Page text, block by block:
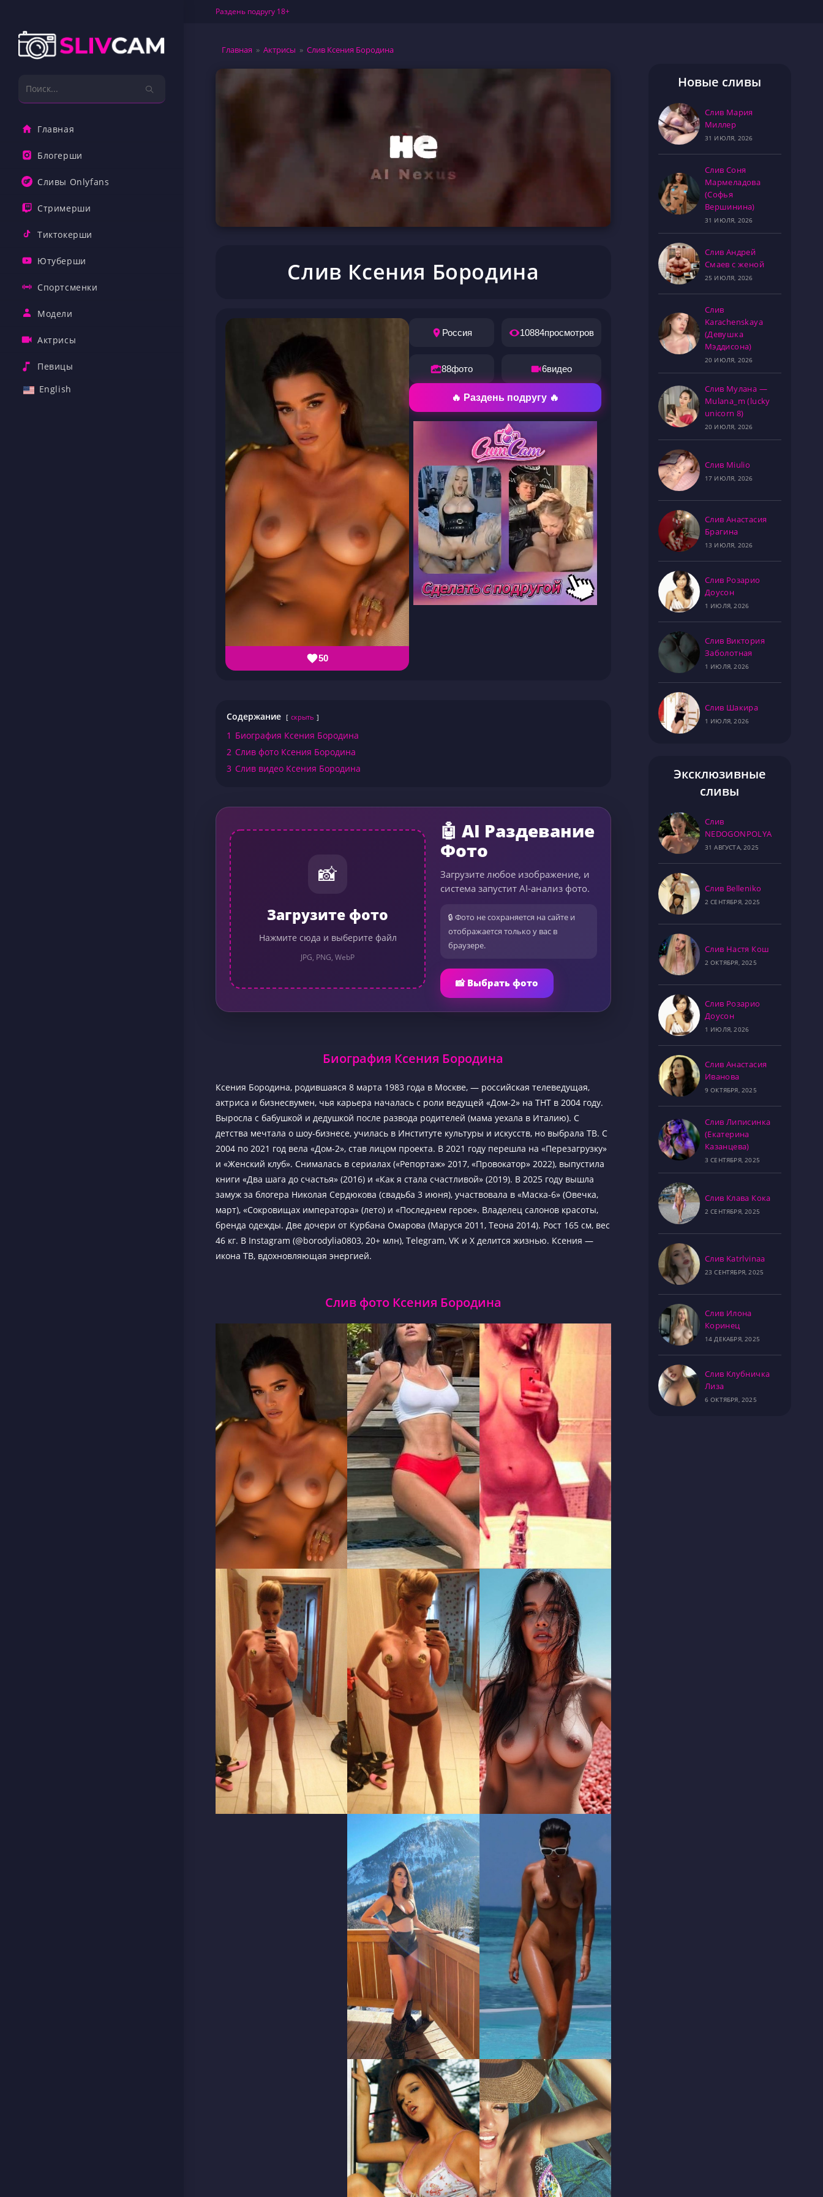
ПерейтиРаздень подругу 18+
Главная
Блогерши
Сливы Onlyfans
Стримерши
Тиктокерши
Ютуберши
Спортсменки
Модели
Актрисы
Певицы
English
сайте
Главная » Актрисы » Слив Ксения Бородина
Слив Ксения Бородина
50
Россия 10884просмотров
88фото 6видео
🔥 Раздень подругу 🔥
Содержание скрыть
1 Биография Ксения Бородина
2 Слив фото Ксения Бородина
3 Слив видео Ксения Бородина
📸
Загрузите фото
Нажмите сюда и выберите файл
JPG, PNG, WebP
🤖 AI Раздевание
Фото
Загрузите любое изображение, и
система запустит AI-анализ фото.
🔒 Фото не сохраняется на сайте и
отображается только у вас в
браузере.
📸 Выбрать фото
Биография Ксения Бородина
Ксения Бородина, родившаяся 8 марта 1983 года в Москве, — российская телеведущая,
актриса и бизнесвумен, чья карьера началась с роли ведущей «Дом-2» на ТНТ в 2004 году.
Выросла с бабушкой и дедушкой после развода родителей (мама уехала в Италию). С
детства мечтала о шоу-бизнесе, училась в Институте культуры и искусств, но выбрала ТВ. С
2004 по 2021 год вела «Дом-2», став лицом проекта. В 2021 году перешла на «Перезагрузку»
и «Женский клуб». Снималась в сериалах («Репортаж» 2017, «Провокатор» 2022), выпустила
книги «Два шага до счастья» (2016) и «Как я стала счастливой» (2019). В 2025 году вышла
замуж за блогера Николая Сердюкова (свадьба 3 июня), участвовала в «Маска-6» (Овечка,
март), «Сокровищах императора» (лето) и «Последнем герое». Владелец салонов красоты,
бренда одежды. Две дочери от Курбана Омарова (Маруся 2011, Теона 2014). Рост 165 см, вес
46 кг. В Instagram (@borodylia0803, 20+ млн), Telegram, VK и X делится жизнью. Ксения —
икона ТВ, вдохновляющая энергией.
Слив фото Ксения Бородина
Новые сливы
Слив Мария
Миллер
31 ИЮЛЯ, 2026
Слив Соня
Мармеладова
(Софья
Вершинина)
31 ИЮЛЯ, 2026
Слив Андрей
Смаев с женой
25 ИЮЛЯ, 2026
Слив
Karachenskaya
(Девушка
Мэддисона)
20 ИЮЛЯ, 2026
Слив Мулана —
Mulana_m (lucky
unicorn 8)
20 ИЮЛЯ, 2026
Слив Miulio
17 ИЮЛЯ, 2026
Слив Анастасия
Брагина
13 ИЮЛЯ, 2026
Слив Розарио
Доусон
1 ИЮЛЯ, 2026
Слив Виктория
Заболотная
1 ИЮЛЯ, 2026
Слив Шакира
1 ИЮЛЯ, 2026
Эксклюзивные
сливы
Слив
NEDOGONPOLYA
31 АВГУСТА, 2025
Слив Belleniko
2 СЕНТЯБРЯ, 2025
Слив Настя Кош
2 ОКТЯБРЯ, 2025
Слив Розарио
Доусон
1 ИЮЛЯ, 2026
Слив Анастасия
Иванова
9 ОКТЯБРЯ, 2025
Слив Липисинка
(Екатерина
Казанцева)
3 СЕНТЯБРЯ, 2025
Слив Клава Кока
2 СЕНТЯБРЯ, 2025
Слив Katrlvinaa
23 СЕНТЯБРЯ, 2025
Слив Илона
Коринец
14 ДЕКАБРЯ, 2025
Слив Клубничка
Лиза
6 ОКТЯБРЯ, 2025